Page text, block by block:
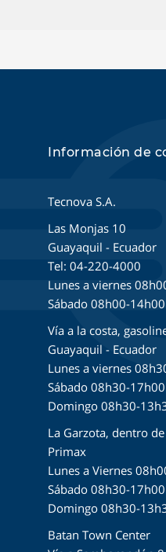
Información de
Tecnova S.A.
Las Monjas 10
Guayaquil - Ecuador
Tel: 04-220-4000
Lunes a viernes
Sábado 08h00-14h00
Vía a la costa,
Guayaquil - Ecuador
Lunes a viernes
Sábado 08h30-17h00
Domingo 08h30-
La Garzota, dentro
Primax
Lunes a Viernes
Sábado 08h30-17h00
Domingo 08h30-
Batan Town Center